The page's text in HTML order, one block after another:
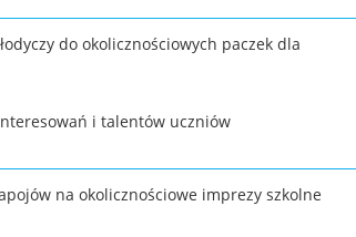
do okolicznościowych paczek dla
i talentów uczniów
na okolicznościowe imprezy szkolne